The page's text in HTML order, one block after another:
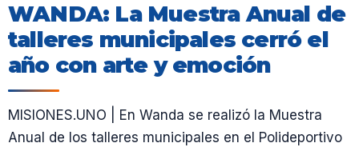
WANDA: La Muestra Anual de
talleres municipales cerró el
año con arte y emoción
MISIONES.UNO | En Wanda se realizó la Muestra
Anual de los talleres municipales en el Polideportivo